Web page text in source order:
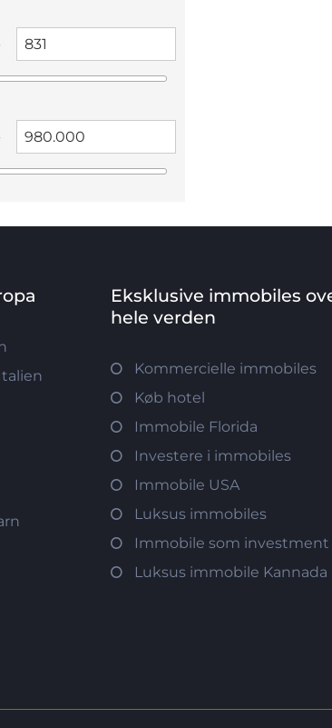
Eksklusive immobiles
hele verden
Kommercielle immobiles
Køb hotel
Immobile Florida
Investere i immobiles
Immobile USA
Luksus immobiles
Immobile som investment
Luksus immobile Kannada